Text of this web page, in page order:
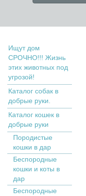
Ищут дом
СРОЧНО!!! Жизнь
этих животных под
угрозой!
Каталог собак в
добрые руки.
Кaтaлoг кoшек в
дoбрыe рyки
Пopoдистыe
кoшки в дaр
Бecпopoдныe
кoшки и коты в
дap
Беспородные